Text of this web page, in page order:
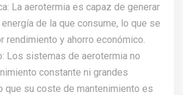
La aerotermia es capaz de generar
de la que consume, lo que se
rendimiento y ahorro económico.
Los sistemas de aerotermia no
constante ni grandes
que su coste de mantenimiento es